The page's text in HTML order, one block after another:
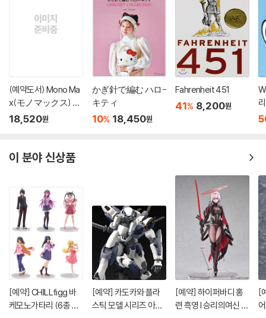
(예약도서) Mono Ma
x(モノマックス) 20
26年10月號
18,520원
かぎ針で編む ハロ-
キティ
10% 18,450원
Fahrenheit 451
41% 8,200원
'
이 분야 신상품
[예약] CHILLfigg 바
케모노가타리 (6종 세
[예약] 카도카와 플라
스틱 모델 시리즈 아바
[예약] 하이퍼바디 홍
련 흑영 l 승리의여신 니
[